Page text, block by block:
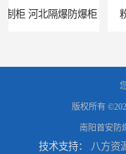
粉尘防爆控制柜 防爆控
版权所有
南阳首安防
技术支持： 八方资